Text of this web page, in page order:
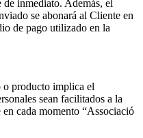
inmediato. Además, el
se abonará al Cliente en
de pago utilizado en la
producto implica el
sean facilitados a la
cada momento “Associació